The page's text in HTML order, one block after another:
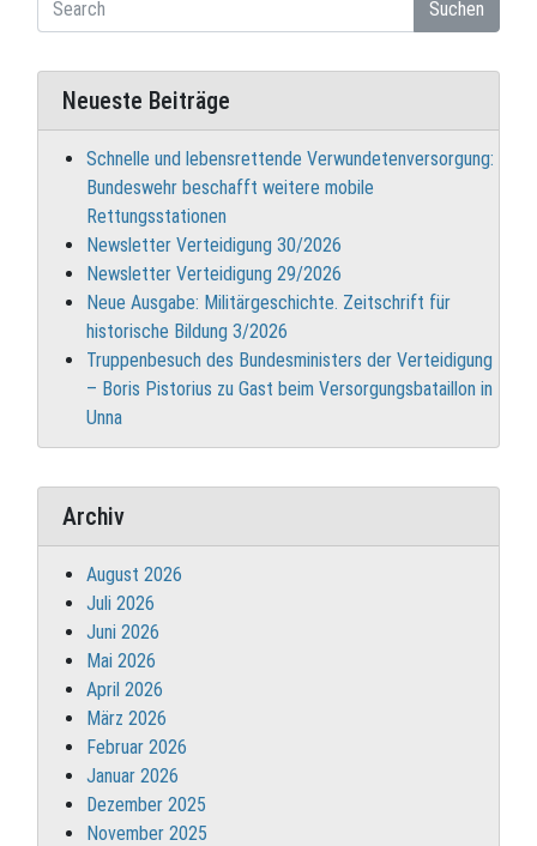
Suchen
Neueste Beiträge
Schnelle und lebensrettende Verwundetenversorgung:
Bundeswehr beschafft weitere mobile
Rettungsstationen
Newsletter Verteidigung 30/2026
Newsletter Verteidigung 29/2026
Neue Ausgabe: Militärgeschichte. Zeitschrift für
historische Bildung 3/2026
Truppenbesuch des Bundesministers der Verteidigung
– Boris Pistorius zu Gast beim Versorgungsbataillon in
Unna
Archiv
August 2026
Juli 2026
Juni 2026
Mai 2026
April 2026
März 2026
Februar 2026
Januar 2026
Dezember 2025
November 2025